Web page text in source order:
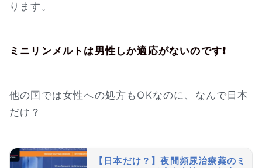
ります。
ミニリンメルトは男性しか適応がないのです❗
他の国では女性への処方もOKなのに、なんで日本
だけ？
【日本だけ？】夜間頻尿治療薬のミ